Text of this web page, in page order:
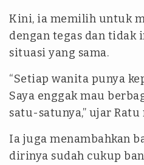
Kini, ia memilih untuk
dengan tegas dan tidak
situasi yang sama.
“Setiap wanita punya
Saya enggak mau
satu-satunya,” ujar Ratu
Ia juga menambahkan
dirinya sudah cukup